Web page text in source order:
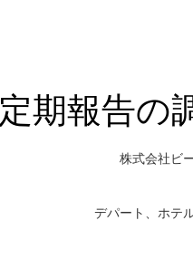
定期報告の
株式会社ビ
デパート、ホテ